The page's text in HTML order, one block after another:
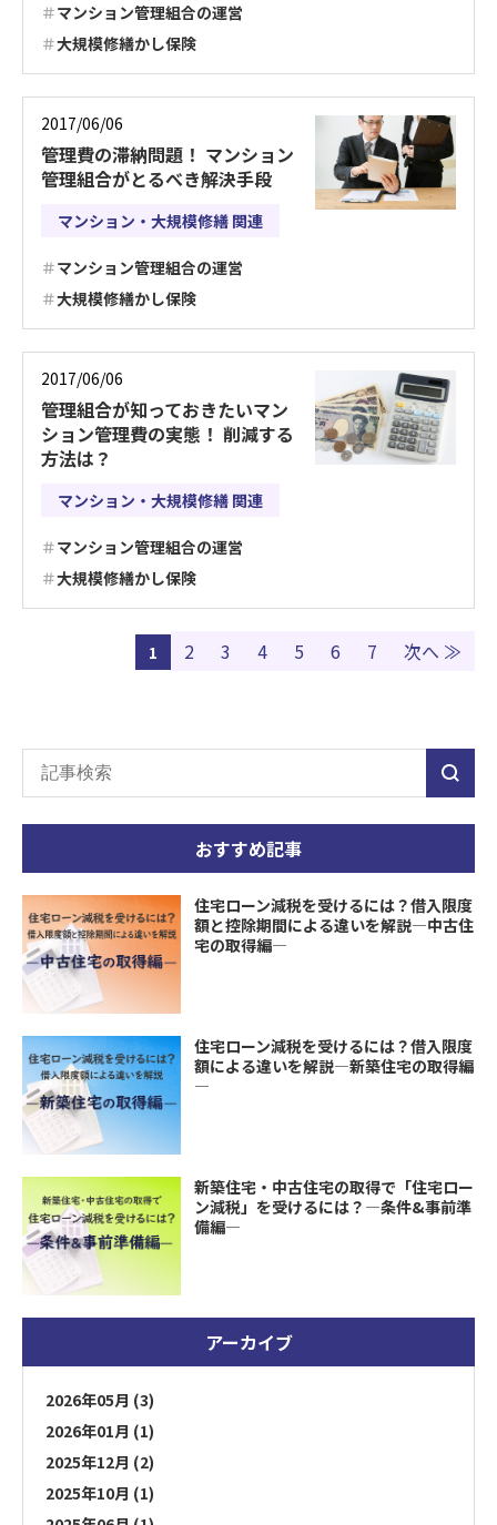
マンション管理組合の運営
大規模修繕かし保険
2017/06/06
管理費の滞納問題！ マンション
管理組合がとるべき解決手段
マンション・大規模修繕 関連
マンション管理組合の運営
大規模修繕かし保険
2017/06/06
管理組合が知っておきたいマン
ション管理費の実態！ 削減する
方法は？
マンション・大規模修繕 関連
マンション管理組合の運営
大規模修繕かし保険
1 2 3 4 5 6 7 次へ ≫
おすすめ記事
住宅ローン減税を受けるには？借入限度
額と控除期間による違いを解説―中古住
宅の取得編―
住宅ローン減税を受けるには？借入限度
額による違いを解説―新築住宅の取得編
―
新築住宅・中古住宅の取得で「住宅ロー
ン減税」を受けるには？―条件&事前準
備編―
アーカイブ
2026年05月 (3)
2026年01月 (1)
2025年12月 (2)
2025年10月 (1)